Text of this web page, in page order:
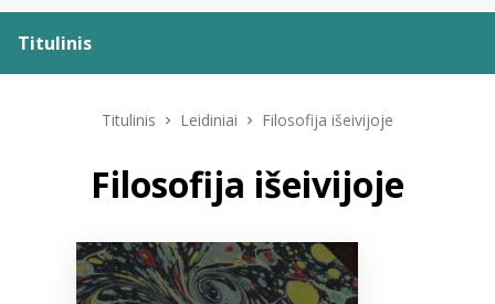
Titulinis
Naujienos
Titulinis Leidiniai Filosofija išeivijoje
Filosofija išeivijoje